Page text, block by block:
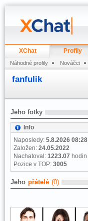
XChat Profily
Náhodné profily Nováčci
fanfulik
Jeho fotky
Info
Naposledy: 5.8.2026
Založen: 24.05.2022
Nachatoval: 1223.07 hodin
Pozice v TOP: 3005
Jeho přátelé (0)